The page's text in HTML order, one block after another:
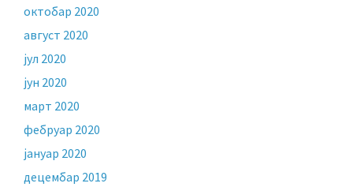
октобар 2020
август 2020
јул 2020
јун 2020
март 2020
фебруар 2020
јануар 2020
децембар 2019